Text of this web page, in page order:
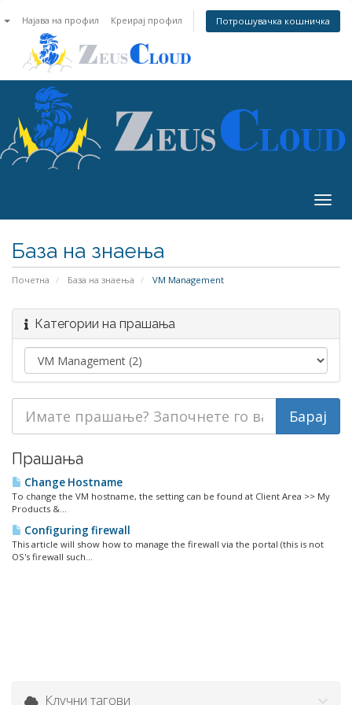
Најава на профил Креирај профил Потрошувачка кошничка
База на знаења
Почетна База на знаења VM Management
Категории на прашања
Прашања
Change Hostname
To change the VM hostname, the setting can be found at Client Area >> My
Products &...
Configuring firewall
This article will show how to manage the firewall via the portal (this is not
OS's firewall such...
Клучни тагови